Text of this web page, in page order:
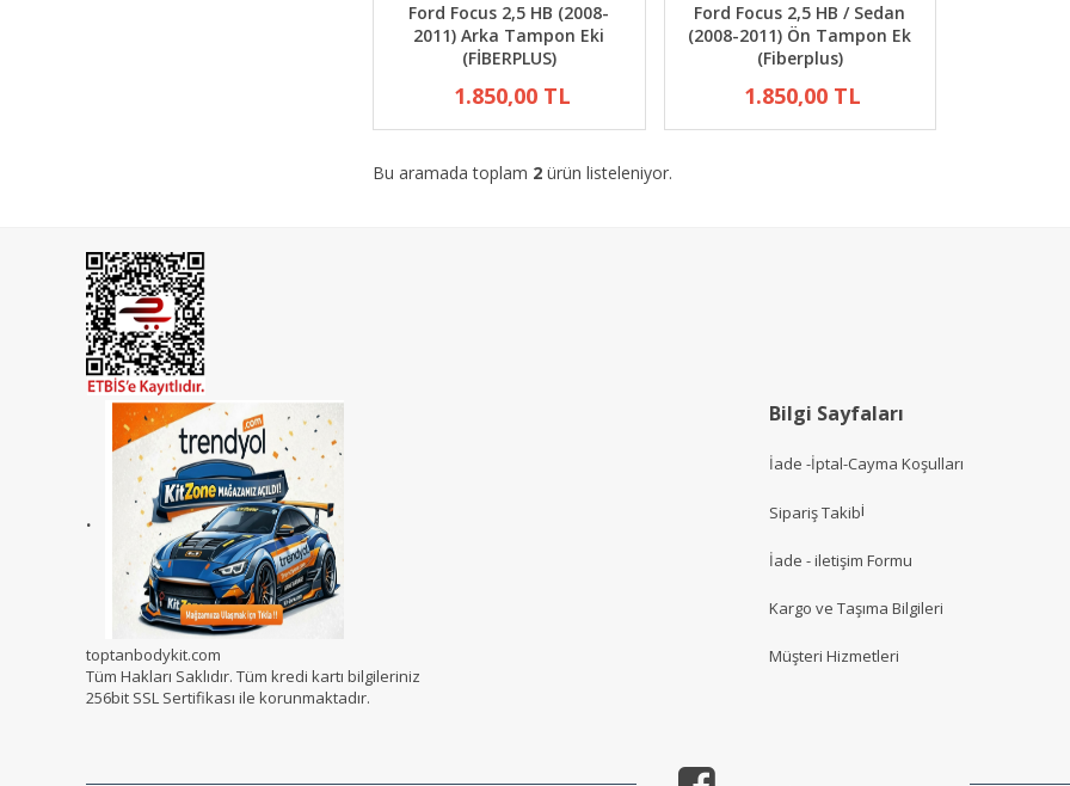
Ford Focus 2,5 HB (2008-
2011) Arka Tampon Eki
(FİBERPLUS)
1.850,00 TL
Ford Focus 2,5 HB / Sedan
(2008-2011) Ön Tampon Ek
(Fiberplus)
1.850,00 TL
Bu aramada toplam 2 ürün listeleniyor.
.
toptanbodykit.com
Tüm Hakları Saklıdır. Tüm kredi kartı bilgileriniz
256bit SSL Sertifikası ile korunmaktadır.
Bilgi Sayfaları
İade -İptal-Cayma Koşulları
Sipariş Takibi
İade - iletişim Formu
Kargo ve Taşıma Bilgileri
Müşteri Hizmetleri